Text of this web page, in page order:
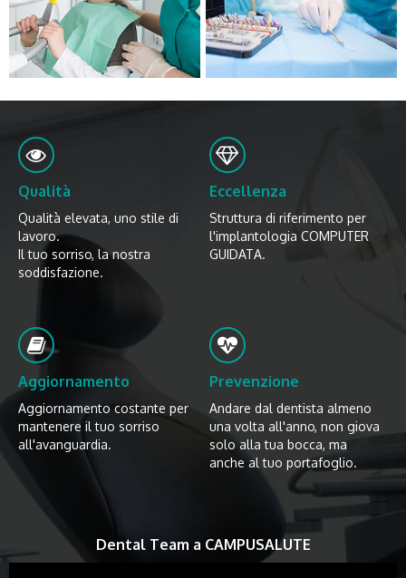
Qualità
Qualità elevata, uno stile di
lavoro.
Il tuo sorriso, la nostra
soddisfazione.
Eccellenza
Struttura di riferimento per
l'implantologia COMPUTER
GUIDATA.
Aggiornamento
Aggiornamento costante per
mantenere il tuo sorriso
all'avanguardia.
Prevenzione
Andare dal dentista almeno
una volta all'anno, non giova
solo alla tua bocca, ma
anche al tuo portafoglio.
Dental Team a CAMPUSALUTE